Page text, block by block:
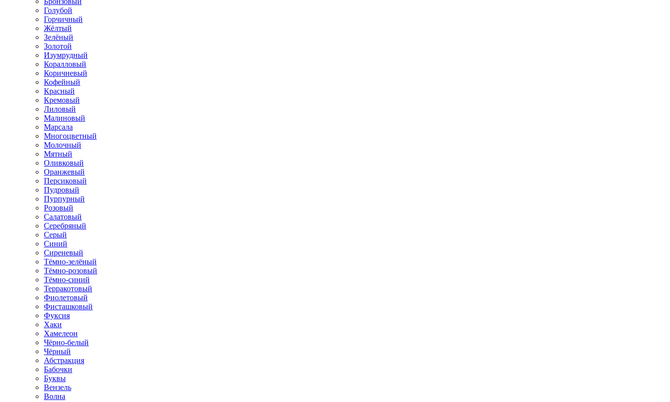
Голубой
Горчичный
Жёлтый
Зелёный
Золотой
Изумрудный
Коралловый
Коричневый
Кофейный
Красный
Кремовый
Лиловый
Малиновый
Марсала
Многоцветный
Молочный
Мятный
Оливковый
Оранжевый
Персиковый
Пудровый
Пурпурный
Розовый
Салатовый
Серебряный
Серый
Синий
Сиреневый
Тёмно-зелёный
Тёмно-розовый
Тёмно-синий
Терракотовый
Фиолетовый
Фисташковый
Фуксия
Хаки
Хамелеон
Чёрно-белый
Чёрный
Абстракция
Бабочки
Буквы
Вензель
Волна